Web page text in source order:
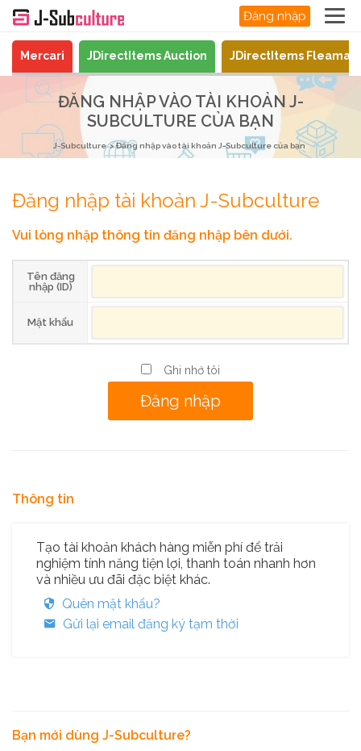
Đăng nhập
Mercari JDirectItems Auction JDirectItems
ĐĂNG NHẬP VÀO TÀI KHOẢN J-
SUBCULTURE CỦA BẠN
J-Subculture Đăng nhập vào tài khoản J-Subculture của bạn
Đăng nhập tài khoản J-Subculture
Vui lòng nhập thông tin đăng nhập bên dưới.
Tên đăng
nhập (ID)
Mật khẩu
Ghi nhớ tôi
Thông tin
Tạo tài khoản khách hàng miễn phí để trải
nghiệm tính năng tiện lợi, thanh toán nhanh hơn
và nhiều ưu đãi đặc biệt khác.
Quên mật khẩu?
Gửi lại email đăng ký tạm thời
Bạn mới dùng J-Subculture?